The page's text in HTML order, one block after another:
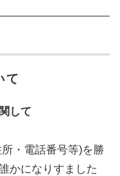
て
して
・電話番号等)を勝
かになりすました